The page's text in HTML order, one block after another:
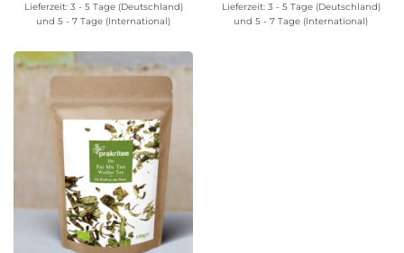
Lieferzeit: 3 - 5 Tage (Deutschland)
und 5 - 7 Tage (International)
Lieferzeit: 3 - 5 Tage (Deutschland)
und 5 - 7 Tage (International)